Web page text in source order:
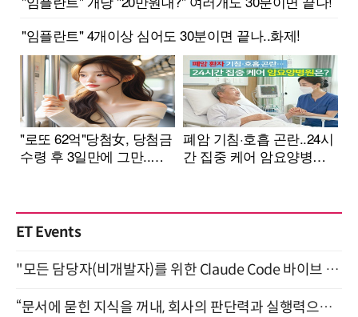
ET Events
"모든 담당자(비개발자)를 위한 Claude Code 바이브 코딩 2-day 부트캠프" 9월 16~17일 개최
“문서에 묻힌 지식을 꺼내, 회사의 판단력과 실행력으로 바꾸다” (8/20)